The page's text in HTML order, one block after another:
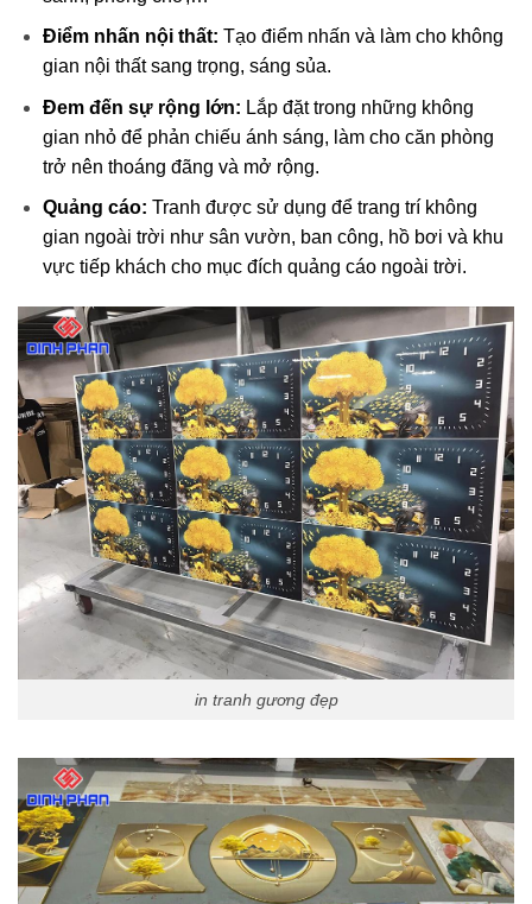
Điểm nhấn nội thất: Tạo điểm nhấn và làm cho không
gian nội thất sang trọng, sáng sủa.
Đem đến sự rộng lớn: Lắp đặt trong những không
gian nhỏ để phản chiếu ánh sáng, làm cho căn phòng
trở nên thoáng đãng và mở rộng.
Quảng cáo: Tranh được sử dụng để trang trí không
gian ngoài trời như sân vườn, ban công, hồ bơi và khu
vực tiếp khách cho mục đích quảng cáo ngoài trời.
in tranh gương đẹp